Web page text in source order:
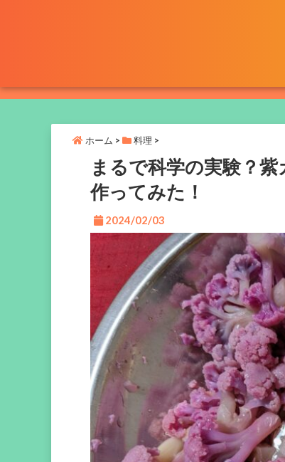
ホーム > 料理 >
まるで科学の実験？
作ってみた！
2024/02/03